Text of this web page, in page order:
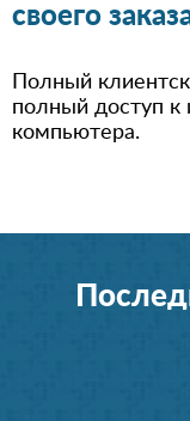
своего
Полный
полный доступ
компьютера.